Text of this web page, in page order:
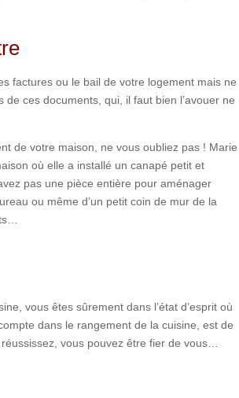
factures ou le bail de votre logement mais ne
ces documents, qui, il faut bien l’avouer ne
de votre maison, ne vous oubliez pas ! Marie
où elle a installé un canapé petit et
pas une pièce entière pour aménager
ou même d’un petit coin de mur de la
vous êtes sûrement dans l’état d’esprit où
dans le rangement de la cuisine, est de
vous pouvez être fier de vous…